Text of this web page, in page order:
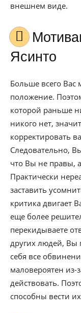
внешнем виде.
Мотивация для имени
Ясинто
Больше всего Вас
положение.
которой раньше
никого нет,
корректировать
Следовательно,
что Вы не правы,
Практически
заставить
критика двигает
еще более
перекидываете
других людей, Вы
себя все
маловероятен
действовать.
способны вести